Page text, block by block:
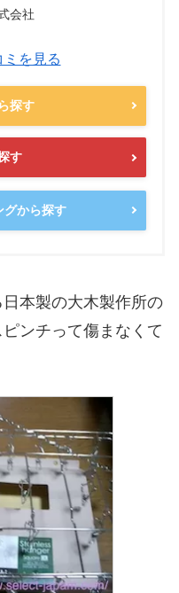
会社
を見る
探す
す
から探す
本製の大木製作所の
ンチって傷まなくて